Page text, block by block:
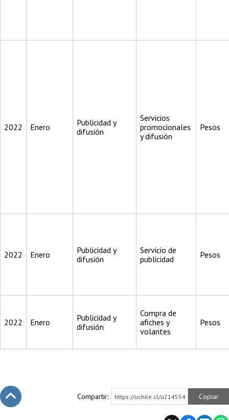
2022 Enero
Publicidad y
difusión
Servicios
promocionales
y difusión
Pesos
2022 Enero
Publicidad y
difusión
Servicio de
publicidad
Pesos
2022 Enero
Publicidad y
difusión
Compra de
afiches y
volantes
Pesos
Compartir: https://uchile.cl/u214554 Copiar